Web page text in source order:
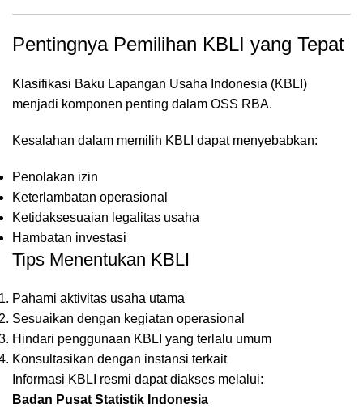
Pentingnya Pemilihan KBLI yang Tepat
Klasifikasi Baku Lapangan Usaha Indonesia (KBLI)
menjadi komponen penting dalam OSS RBA.
Kesalahan dalam memilih KBLI dapat menyebabkan:
Penolakan izin
Keterlambatan operasional
Ketidaksesuaian legalitas usaha
Hambatan investasi
Tips Menentukan KBLI
Pahami aktivitas usaha utama
Sesuaikan dengan kegiatan operasional
Hindari penggunaan KBLI yang terlalu umum
Konsultasikan dengan instansi terkait
Informasi KBLI resmi dapat diakses melalui:
Badan Pusat Statistik Indonesia